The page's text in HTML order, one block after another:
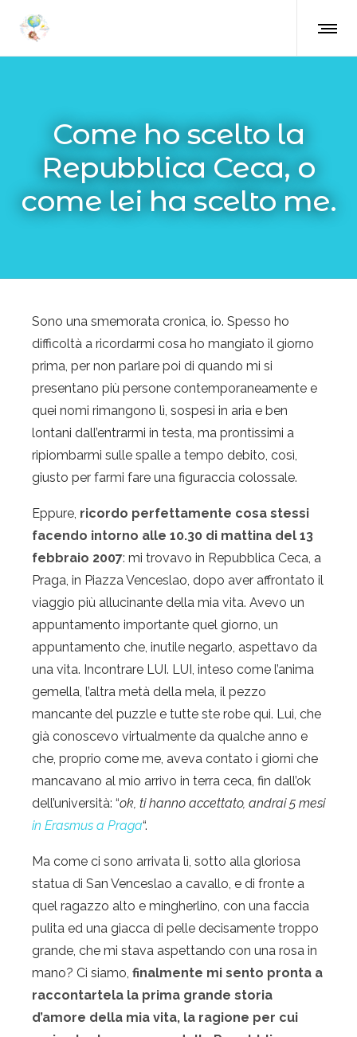
Come ho scelto la
Repubblica Ceca, o
come lei ha scelto me.
Sono una smemorata cronica, io. Spesso ho
difficoltà a ricordarmi cosa ho mangiato il giorno
prima, per non parlare poi di quando mi si
presentano più persone contemporaneamente e
quei nomi rimangono lì, sospesi in aria e ben
lontani dall’entrarmi in testa, ma prontissimi a
ripiombarmi sulle spalle a tempo debito, così,
giusto per farmi fare una figuraccia colossale.
Eppure, ricordo perfettamente cosa stessi
facendo intorno alle 10.30 di mattina del 13
febbraio 2007: mi trovavo in Repubblica Ceca, a
Praga, in Piazza Venceslao, dopo aver affrontato il
viaggio più allucinante della mia vita. Avevo un
appuntamento importante quel giorno, un
appuntamento che, inutile negarlo, aspettavo da
una vita. Incontrare LUI. LUI, inteso come l’anima
gemella, l’altra metà della mela, il pezzo
mancante del puzzle e tutte ste robe qui. Lui, che
già conoscevo virtualmente da qualche anno e
che, proprio come me, aveva contato i giorni che
mancavano al mio arrivo in terra ceca, fin dall’ok
dell’università: “ok, ti hanno accettato, andrai 5 mesi
in Erasmus a Praga“.
Ma come ci sono arrivata lì, sotto alla gloriosa
statua di San Venceslao a cavallo, e di fronte a
quel ragazzo alto e mingherlino, con una faccia
pulita ed una giacca di pelle decisamente troppo
grande, che mi stava aspettando con una rosa in
mano? Ci siamo, finalmente mi sento pronta a
raccontartela la prima grande storia
d’amore della mia vita, la ragione per cui